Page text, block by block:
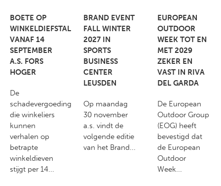
BOETE OP
WINKELDIEFSTAL
VANAF 14
SEPTEMBER
A.S. FORS
HOGER
De
schadevergoeding
die winkeliers
kunnen
verhalen op
betrapte
winkeldieven
stijgt per 14...
BRAND EVENT
FALL WINTER
2027 IN
SPORTS
BUSINESS
CENTER
LEUSDEN
Op maandag
30 november
a.s. vindt de
volgende editie
van het Brand...
EUROPEAN
OUTDOOR
WEEK TOT EN
MET 2029
ZEKER EN
VAST IN RIVA
DEL GARDA
De European
Outdoor Group
(EOG) heeft
bevestigd dat
de European
Outdoor
Week...